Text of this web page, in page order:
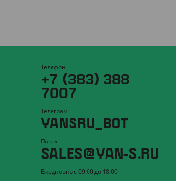
Телефон
+7 (383) 388
7007
Телеграм
YANSRU_BOT
Почта
SALES@YAN-S.RU
Ежедневно с 09:00 до 18:00